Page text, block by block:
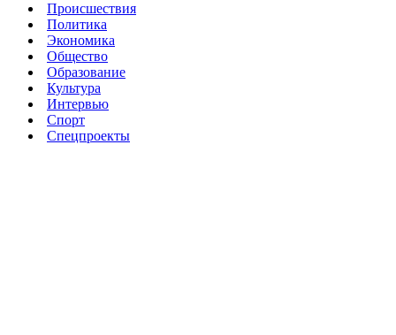
Происшествия
Политика
Экономика
Общество
Образование
Культура
Интервью
Спорт
Спецпроекты